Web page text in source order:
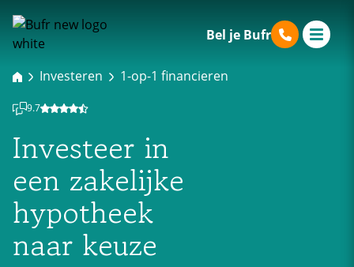
Bel je Bufr
Investeren 1-op-1 financieren
9.7
Investeer in
een zakelijke
hypotheek
naar keuze